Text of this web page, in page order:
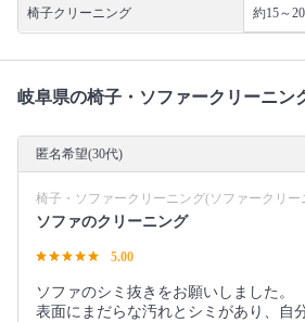
椅子クリーニング 約15～
岐阜県の椅子・ソファークリーニン
匿名希望(30代)
椅子・ソファークリーニング(ソファークリー
ソファのクリーニング
5.00
ソファのシミ抜きをお願いしました。
表面にまだらな汚れとシミがあり、自